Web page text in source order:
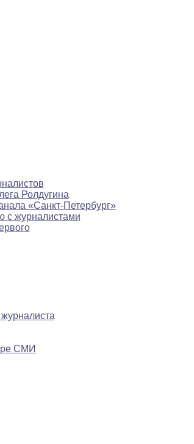
Ролдугина
«Санкт-Петербург»
с журналистами
СМИ